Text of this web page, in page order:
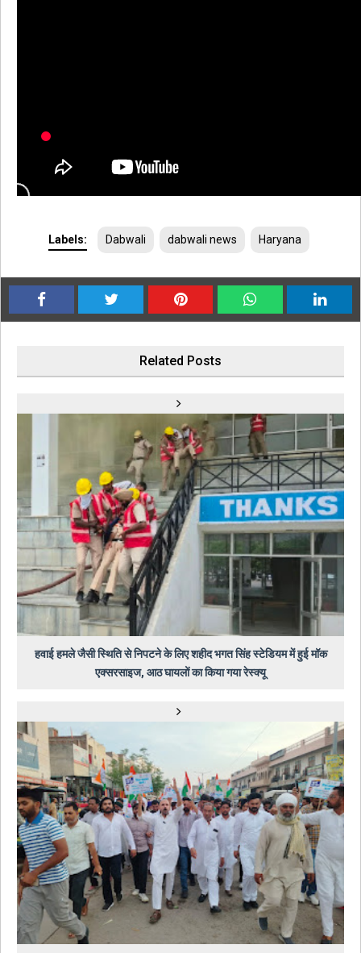
Labels: Dabwali dabwali news Haryana
Related Posts
हवाई हमले जैसी स्थिति से निपटने के लिए शहीद भगत सिंह स्टेडियम में हुई मॉक
एक्सरसाइज, आठ घायलों का किया गया रेस्क्यू